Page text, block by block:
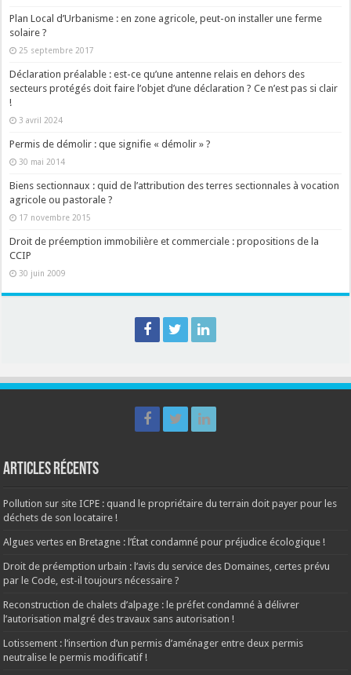
Plan Local d’Urbanisme : en zone agricole, peut-on installer une ferme
solaire ?
25 septembre 2017
Déclaration préalable : est-ce qu’une antenne relais en dehors des
secteurs protégés doit faire l’objet d’une déclaration ? Ce n’est pas si clair
!
3 avril 2024
Permis de démolir : que signifie « démolir » ?
30 mai 2014
Biens sectionnaux : quid de l’attribution des terres sectionnales à vocation
agricole ou pastorale ?
17 novembre 2015
Droit de préemption immobilière et commerciale : propositions de la
CCIP
30 juin 2009
Articles récents
Pollution sur site ICPE : quand le propriétaire du terrain doit payer pour les
déchets de son locataire !
Algues vertes en Bretagne : l’État condamné pour préjudice écologique !
Droit de préemption urbain : l’avis du service des Domaines, certes prévu
par le Code, est-il toujours nécessaire ?
Reconstruction de chalets d’alpage : le préfet condamné à délivrer
l’autorisation malgré des travaux sans autorisation !
Lotissement : l’insertion d’un permis d’aménager entre deux permis
neutralise le permis modificatif !